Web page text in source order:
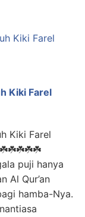
Kiki Farel
Kiki Farel
puji hanya
Al Qur’an
hamba-Nya.